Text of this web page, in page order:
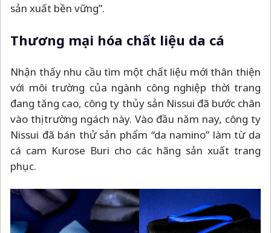
sản xuất bền vững”.
Thương mại hóa chất liệu da cá
Nhận thấy nhu cầu tìm một chất liệu mới thân thiện
với môi trường của ngành công nghiệp thời trang
đang tăng cao, công ty thủy sản Nissui đã bước chân
vào thị trường ngách này. Vào đầu năm nay, công ty
Nissui đã bán thử sản phẩm “da namino” làm từ da
cá cam Kurose Buri cho các hãng sản xuất trang
phục.